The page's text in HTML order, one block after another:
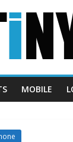
MOBILE